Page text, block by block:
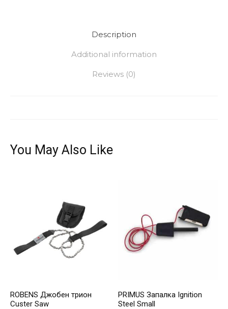
Description
Additional information
Reviews (0)
You May Also Like
ROBENS Джобен трион
Custer Saw
PRIMUS Запалка Ignition
Steel Small